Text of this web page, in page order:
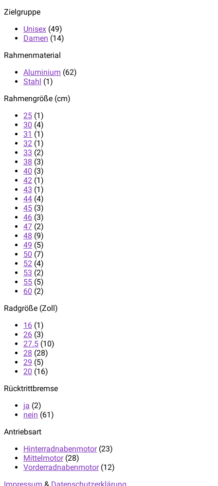
Zielgruppe
Unisex (49)
Damen (14)
Rahmenmaterial
Aluminium (62)
Stahl (1)
Rahmengröße (cm)
25 (1)
30 (4)
31 (1)
32 (1)
33 (2)
38 (3)
40 (3)
42 (1)
43 (1)
44 (4)
45 (3)
46 (3)
47 (2)
48 (9)
49 (5)
50 (7)
52 (4)
53 (2)
55 (5)
60 (2)
Radgröße (Zoll)
16 (1)
26 (3)
27.5 (10)
28 (28)
29 (5)
20 (16)
Rücktrittbremse
ja (2)
nein (61)
Antriebsart
Hinterradnabenmotor (23)
Mittelmotor (28)
Vorderradnabenmotor (12)
Impressum & Datenschutzerklärung